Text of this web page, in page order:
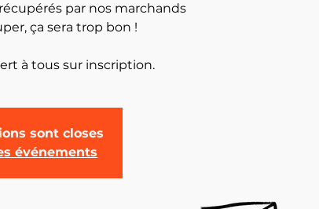
par nos marchands
ça sera trop bon !
🖐️Atelier gratuit, ouvert à tous sur inscription.
sont closes
événements